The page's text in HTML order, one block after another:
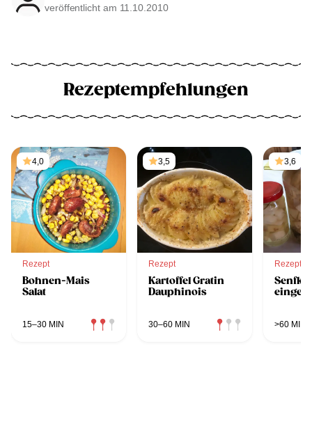
veröffentlicht am 11.10.2010
Rezeptempfehlungen
4,0
Rezept
Bohnen-Mais
Salat
15–30 MIN
3,5
Rezept
Kartoffel Gratin
Dauphinois
30–60 MIN
3,6
Rezept
>60 MIN